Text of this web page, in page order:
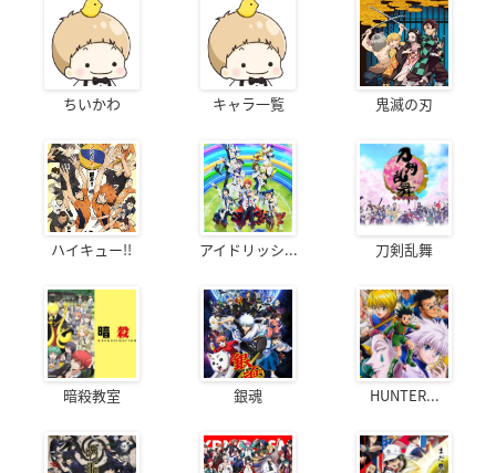
ちいかわ キャラ一覧 鬼滅の刃
ハイキュー!! アイドリッシ... 刀剣乱舞
暗殺教室 銀魂 HUNTER...